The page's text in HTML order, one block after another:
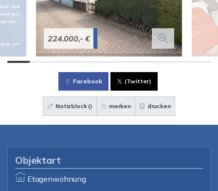
224.000,- €
Facebook (Twitter)
Notizblock () merken drucken
Objektart
Etagenwohnung